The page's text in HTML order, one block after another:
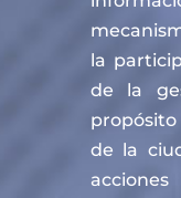
la
de la
de la